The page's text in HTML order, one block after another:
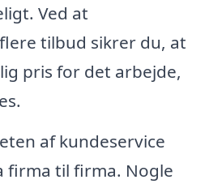
Ved at
tilbud sikrer du, at
pris for det arbejde,
af kundeservice
firma til firma. Nogle